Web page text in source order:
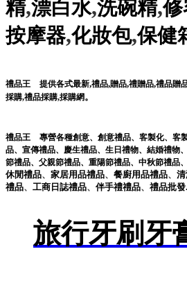
精,漂白水,洗碗精,修
按摩器,化妝包,保健
禮品王 提供各式最新,禮品,贈品,禮贈品,禮品贈
採購,禮品採購,採購網。
禮品王 專營各種創意、 創意禮品、 客製化、 客
品、 宣傳禮品、 慶生禮品、 生日禮物、 結婚禮物、
節禮品、 父親節禮品、 重陽節禮品、 中秋節禮品、
休閒禮品、 家居用品禮品、 餐廚用品禮品、
禮品、 工商日誌禮品、 伴手禮禮品、 禮品批發
旅行牙刷牙